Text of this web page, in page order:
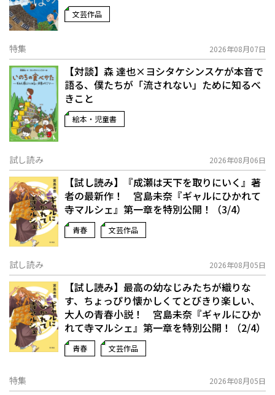
文芸作品
特集 2026年08月07日
【対談】森 達也×ヨシタケシンスケが本音で
語る、僕たちが「流されない」ために知るべ
きこと
絵本・児童書
試し読み 2026年08月06日
【試し読み】『成瀬は天下を取りにいく』著
者の最新作！ 宮島未奈『ギャルにひかれて
寺マルシェ』第一章を特別公開！（3/4）
青春 文芸作品
試し読み 2026年08月05日
【試し読み】最高の幼なじみたちが織りな
す、ちょっぴり懐かしくてとびきり楽しい、
大人の青春小説！ 宮島未奈『ギャルにひか
れて寺マルシェ』第一章を特別公開！（2/4）
青春 文芸作品
特集 2026年08月05日